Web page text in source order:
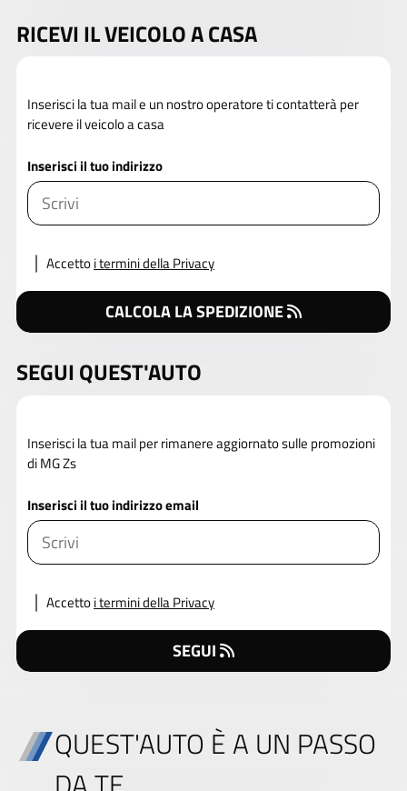
RICEVI IL VEICOLO A CASA
Inserisci la tua mail e un nostro operatore ti contatterà per
ricevere il veicolo a casa
Inserisci il tuo indirizzo
Accettoi termini della Privacy
CALCOLA LA SPEDIZIONE
SEGUI QUEST'AUTO
Inserisci la tua mail per rimanere aggiornato sulle promozioni
di MG Zs
Inserisci il tuo indirizzo email
Accettoi termini della Privacy
SEGUI
QUEST'AUTO È A UN PASSO